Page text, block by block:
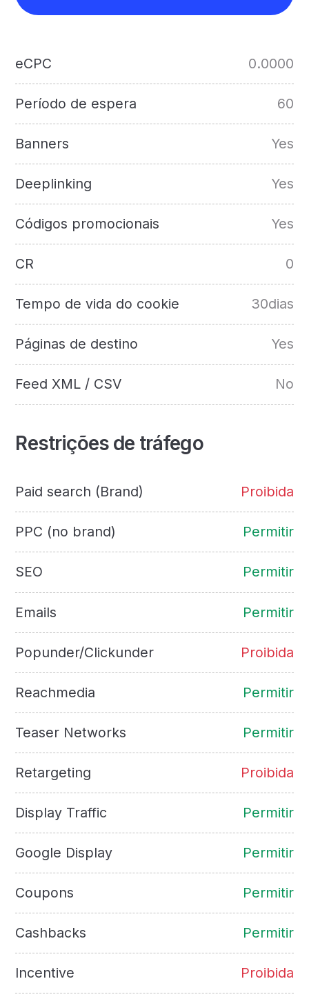
eCPC 0.0000
Período de espera 60
Banners Yes
Deeplinking Yes
Códigos promocionais Yes
CR 0
Tempo de vida do cookie 30dias
Páginas de destino Yes
Feed XML / CSV No
Restrições de tráfego
Paid search (Brand) Proibida
PPC (no brand) Permitir
SEO Permitir
Emails Permitir
Popunder/Clickunder Proibida
Reachmedia Permitir
Teaser Networks Permitir
Retargeting Proibida
Display Traffic Permitir
Google Display Permitir
Coupons Permitir
Cashbacks Permitir
Incentive Proibida